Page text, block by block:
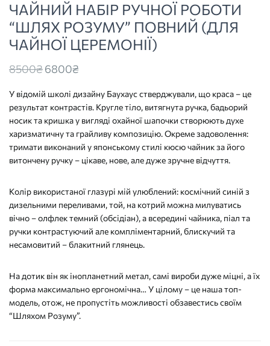
ЧАЙНИЙ НАБІР РУЧНОЇ РОБОТИ
“ШЛЯХ РОЗУМУ” ПОВНИЙ (ДЛЯ
ЧАЙНОЇ ЦЕРЕМОНІЇ)
8500₴Original
was:
8500₴
6800₴
is:
6800₴
У відомій школі дизайну Баухаус стверджували, що краса – це
результат контрастів. Кругле тіло, витягнута ручка, бадьорий
носик та кришка у вигляді охайної шапочки створюють духе
харизматичну та грайливу композицію. Окреме задоволення:
тримати виконаний у японському стилі кюсю чайник за його
витончену ручку – цікаве, нове, але дуже зручне відчуття.
Колір використаної глазурі мій улюблений: космічний синій з
дизельними переливами, той, на котрий можна милуватись
вічно – олфлек темний (обсідіан), а всередині чайника, піал та
ручки контрастуючий але компліментарний, блискучий та
несамовитий – блакитний глянець.
На дотик він як інопланетний метал, самі вироби дуже міцні, а їх
форма максимально ергономічна… У цілому – це наша топ-
модель, отож, не пропустіть можливості обзавестись своїм
“Шляхом Розуму”.